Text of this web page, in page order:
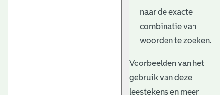
naar de exacte
combinatie van
woorden te zoeken.
Voorbeelden van het
gebruik van deze
leestekens en meer